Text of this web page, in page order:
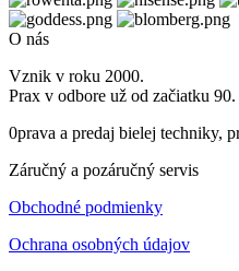
O nás
Vznik v roku 2000.
Prax v odbore už od začiatku
0prava a predaj bielej techniky,
Záručný a pozáručný servis
Obchodné podmienky
Ochrana osobných údajov